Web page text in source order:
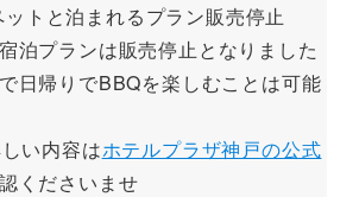
トと泊まれるプラン販売停止
泊プランは販売停止となりました
日帰りでBBQを楽しむことは可能
い内容はホテルプラザ神戸の公式
くださいませ